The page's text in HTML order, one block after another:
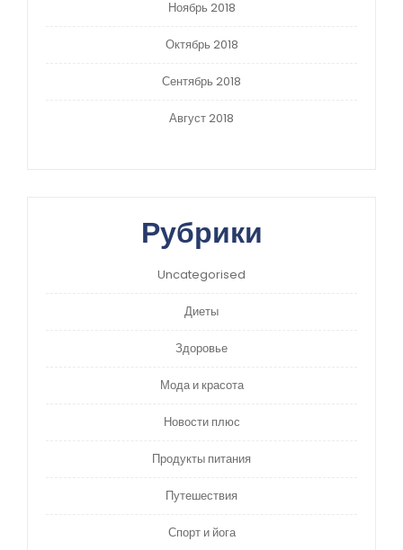
Ноябрь 2018
Октябрь 2018
Сентябрь 2018
Август 2018
Рубрики
Uncategorised
Диеты
Здоровье
Мода и красота
Новости плюс
Продукты питания
Путешествия
Спорт и йога